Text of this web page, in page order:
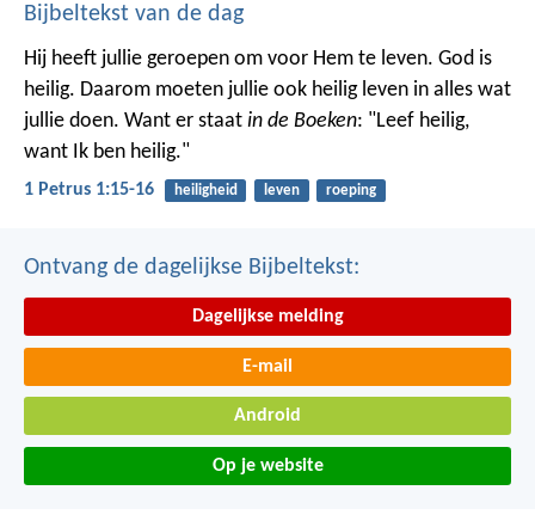
Bijbeltekst van de dag
Hij heeft jullie geroepen om voor Hem te leven. God is
heilig. Daarom moeten jullie ook heilig leven in alles wat
jullie doen. Want er staat in de Boeken: "Leef heilig,
want Ik ben heilig."
1 Petrus 1:15-16 heiligheid leven roeping
Ontvang de dagelijkse Bijbeltekst:
Dagelijkse melding
E-mail
Android
Op je website